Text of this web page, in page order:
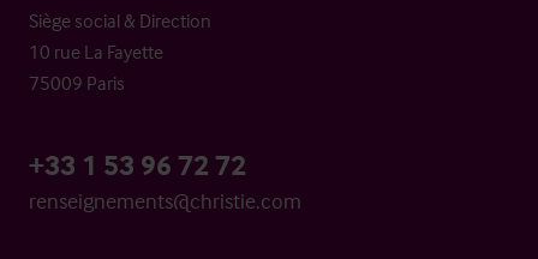
Siège social & Direction
10 rue La Fayette
75009 Paris
+33 1 53 96 72 72
renseignements@christie.com